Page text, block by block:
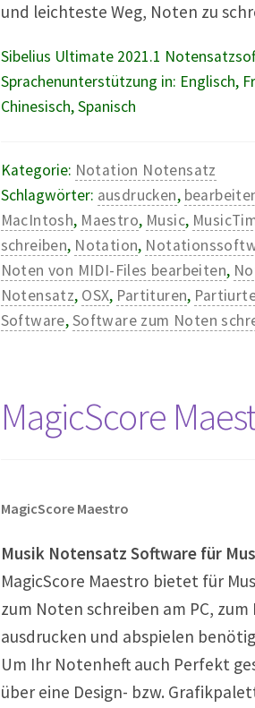
und leichteste Weg, Noten zu
Sibelius Ultimate 2021.1
Sprachenunterstützung in: Englisch,
Chinesisch, Spanisch
Kategorie: Notation Notensatz
Schlagwörter: ausdrucken,
MacIntosh, Maestro, Music,
schreiben, Notation,
Noten von MIDI-Files bearbeiten,
Notensatz, OSX, Partituren,
Software,Software zum Noten
MagicScore
MagicScore Maestro
Musik Notensatz Software für
MagicScore Maestro bietet für
zum Noten schreiben am PC,
ausdrucken und abspielen
Um Ihr Notenheft auch Perfekt
über eine Design- bzw.